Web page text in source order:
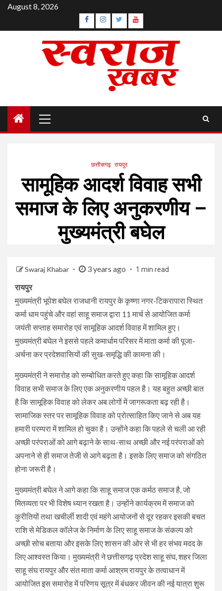
Skip
content
August 8, 2026
Facebook
Instagram
TwitterYouTube
Menu
छत्तीसगढ़ रायपुर
सामूहिक आदर्श विवाह सभी
समाज के लिए अनुकरणीय –
मुख्यमंत्री बघेल
Swaraj Khabar 3 years ago 1 min read
रायपुर
मुख्यमंत्री भूपेश बघेल राजधानी रायपुर के कृष्णा नगर-टिकरापारा स्थित
कर्मा धाम पहुंचे और वहां साहू समाज द्वारा 11 मार्च से आयोजित कर्मा
जयंती सप्ताह समारोह एवं सामूहिक आदर्श विवाह में शामिल हुए।
मुख्यमंत्री बघेल ने इससे पहले कमार्धाम परिसर में माता कर्मा की पूजा-
अर्चना कर प्रदेशवासियों की सुख-समृद्धि की कामना की।
मुख्यमंत्री ने समारोह को सम्बोधित करते हुए कहा कि सामूहिक आदर्श
विवाह सभी समाज के लिए एक अनुकरणीय पहल है। यह बहुत अच्छी बात
है कि सामूहिक विवाह को लेकर अब लोगों में जागरूकता बढ़ रही है।
सामाजिक स्तर पर सामूहिक विवाह को प्रोत्साहित किए जाने से अब यह
हमारी परम्परा में शामिल हो चुका है। उन्होंने कहा कि पहले से चली आ रही
अच्छी परंपराओं को आगे बढ़ाने के साथ-साथ अच्छी और नई परंपराओं को
अपनाने से ही समाज तेजी से आगे बढ़ता है। इसके लिए समाज को संगठित
होना जरूरी है।
मुख्यमंत्री बघेल ने आगे कहा कि साहू समाज एक कर्मठ समाज है, जो
मितव्यता पर भी विशेष ध्यान रखता है। उन्होंने कार्यक्रम में समाज को
कुरीतियों तथा खचीर्ली शादी एवं महंगे आयोजनों से दूर रहकर इसकी बचत
राशि से मेडिकल कॉलेज के निर्माण के लिए साहू समाज के संकल्प को
अच्छी सोच बताया और इसके लिए शासन की ओर से भी हर संभव मदद के
लिए आश्वस्त किया। मुख्यमंत्री ने छत्तीसगढ़ प्रदेश साहू संघ, शहर जिला
साहू संघ रायपुर और संत माता कर्मा आश्रम रायपुर के तत्वाधान में
आयोजित इस समारोह में परिणय सूत्र में बंधकर जीवन की नई यात्रा शुरू